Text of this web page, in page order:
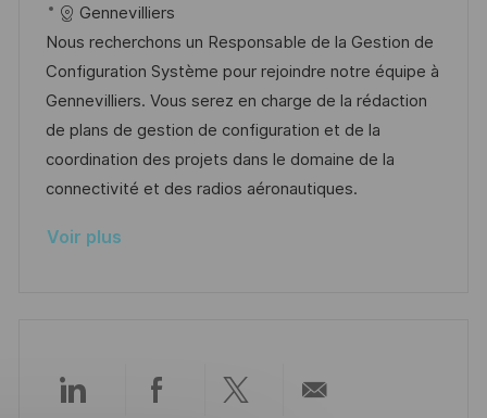
t
a
l
i
s
a
t
i
n
t
e
d
’
a
f
f
c
é
r
e
n
c
e
a
t
é
g
o
r
i
Gennevilliers
Nous recherchons un Responsable de la Gestion de
Configuration Système pour rejoindre notre équipe à
Gennevilliers. Vous serez en charge de la rédaction
de plans de gestion de configuration et de la
coordination des projets dans le domaine de la
connectivité et des radios aéronautiques.
Voir plus